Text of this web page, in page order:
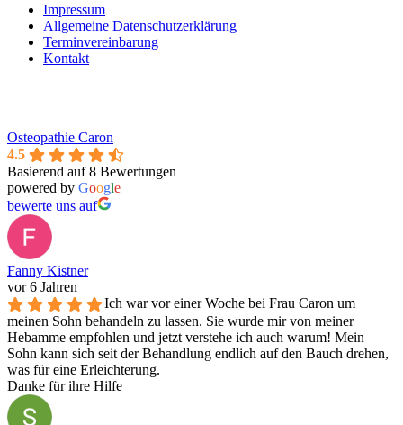
Impressum
Allgemeine Datenschutzerklärung
Terminvereinbarung
Kontakt
Osteopathie Caron
4.5
Basierend auf 8 Bewertungen
powered by Google
bewerte uns auf
Fanny Kistner
vor 6 Jahren
Ich war vor einer Woche bei Frau Caron um
meinen Sohn behandeln zu lassen. Sie wurde mir von meiner
Hebamme empfohlen und jetzt verstehe ich auch warum! Mein
Sohn kann sich seit der Behandlung endlich auf den Bauch drehen,
was für eine Erleichterung.
Danke für ihre Hilfe